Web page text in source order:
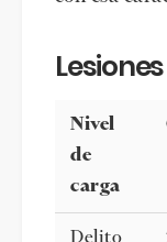
Nivel
de
carga